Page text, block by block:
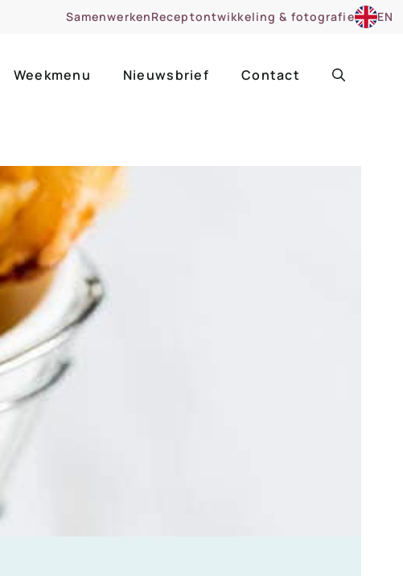
SamenwerkenReceptontwikkeling & fotografie EN
alle groentes
alle fruitsoorten
zomer
barbecue
eenpansgerecht
slow cooker
Weekmenu Nieuwsbrief Contact